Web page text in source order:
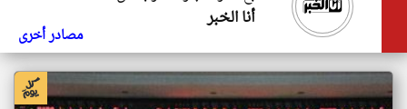
أنا الخبر
مصادر أخرى